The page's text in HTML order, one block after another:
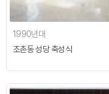
1990년대
조촌동 성당 축성식